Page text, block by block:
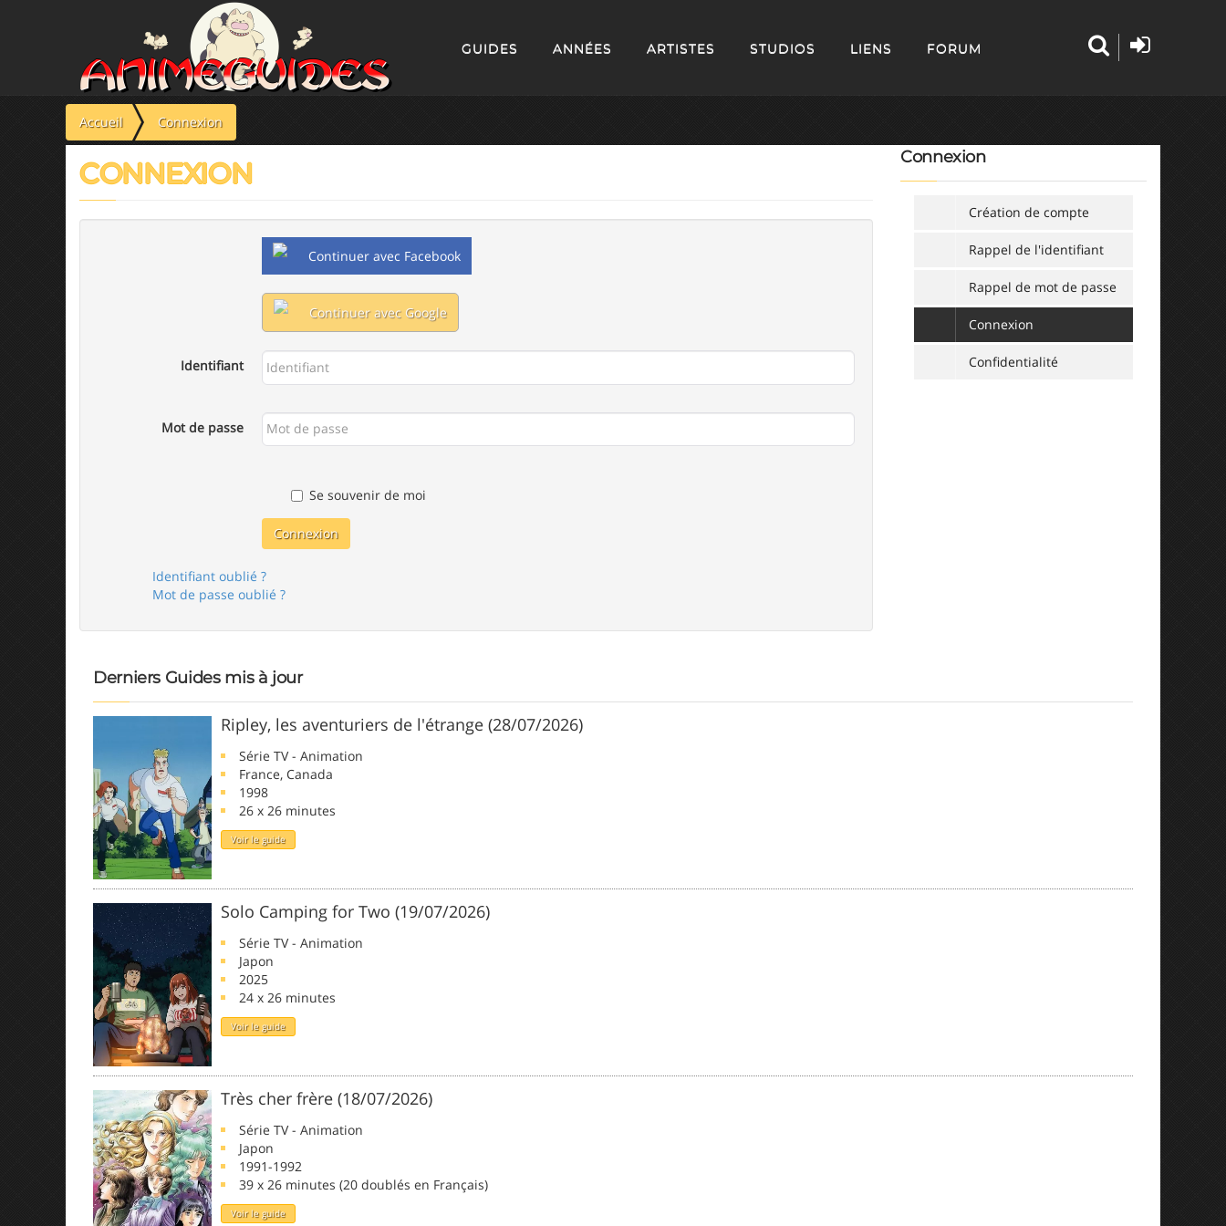
GUIDES ANNÉES ARTISTES STUDIOS LIENS FORUM
Accueil Connexion
CONNEXION
Continuer avec Facebook
Continuer avec Google
Identifiant
Mot de passe
Se souvenir de moi
Connexion
Identifiant oublié ?
Mot de passe oublié ?
Connexion
Création de compte
Rappel de l'identifiant
Rappel de mot de passe
Connexion
Confidentialité
Derniers Guides mis à jour
Ripley, les aventuriers de l'étrange (28/07/2026)
Série TV - Animation
France, Canada
1998
26 x 26 minutes
Voir le guide
Solo Camping for Two (19/07/2026)
Série TV - Animation
Japon
2025
24 x 26 minutes
Voir le guide
Très cher frère (18/07/2026)
Série TV - Animation
Japon
1991-1992
39 x 26 minutes (20 doublés en Français)
Voir le guide